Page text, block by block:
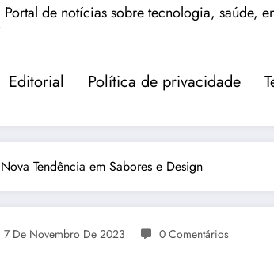
Portal de notícias sobre tecnologia, saúde,
Editorial Política de privacidade
Tendência em Sabores e Design
7 De Novembro De 2023 0 Comentários